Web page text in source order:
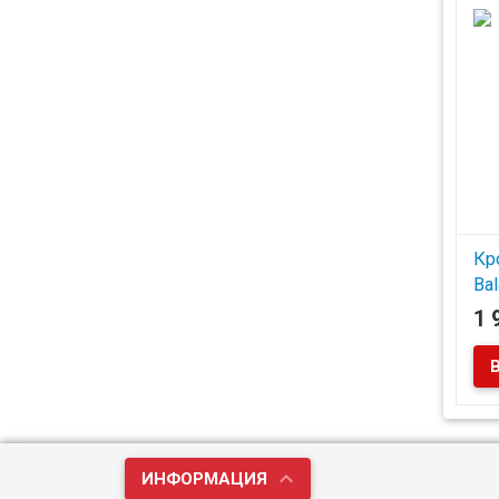
1
ИНФОРМАЦИЯ